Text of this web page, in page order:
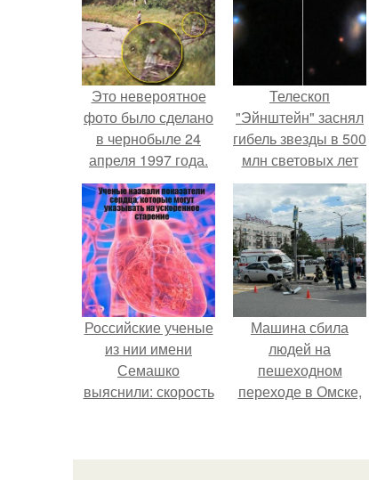
Это невероятное
фото было сделано
в чернобыле 24
апреля 1997 года.
Телескоп
"Эйнштейн" заснял
гибель звезды в 500
млн световых лет
от земли.
Российские ученые
из нии имени
Семашко
выяснили: скорость
состояния сосудов
Машина сбила
людей на
пешеходном
переходе в Омске,